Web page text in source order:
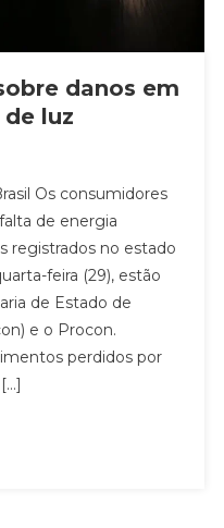
danos em
luz
Os consumidores
de energia
registrados no estado
feira (29), estão
de Estado de
e o Procon.
perdidos por